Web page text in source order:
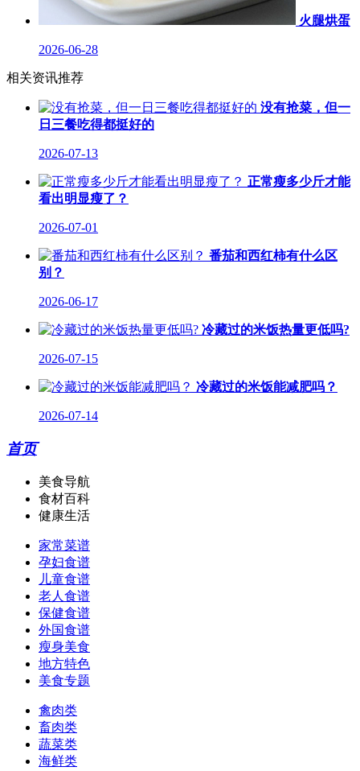
火腿烘蛋
2026-06-28
相关资讯推荐
没有抢菜，但一
日三餐吃得都挺好的
2026-07-13
正常瘦多少斤才能
看出明显瘦了？
2026-07-01
番茄和西红柿有什么区
别？
2026-06-17
冷藏过的米饭热量更低吗?
2026-07-15
冷藏过的米饭能减肥吗？
2026-07-14
首页
美食导航
食材百科
健康生活
家常菜谱
孕妇食谱
儿童食谱
老人食谱
保健食谱
外国食谱
瘦身美食
地方特色
美食专题
禽肉类
畜肉类
蔬菜类
海鲜类